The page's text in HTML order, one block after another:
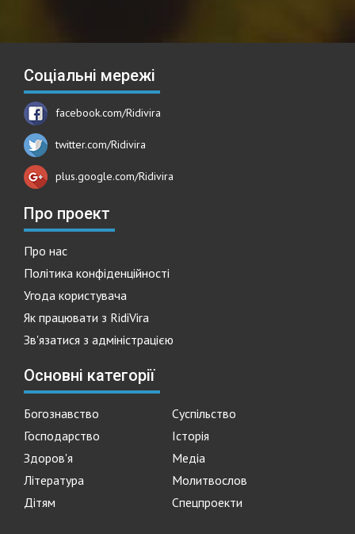
Соціальні мережі
facebook.com/Ridivira
twitter.com/Ridivira
plus.google.com/Ridivira
Про проект
Про нас
Політика конфіденційності
Угода користувача
Як працювати з RidiVira
Зв'язатися з адміністрацією
Основні категорії
Богознавство
Суспільство
Господарство
Історія
Здоров'я
Медіа
Література
Молитвослов
Дітям
Спецпроекти